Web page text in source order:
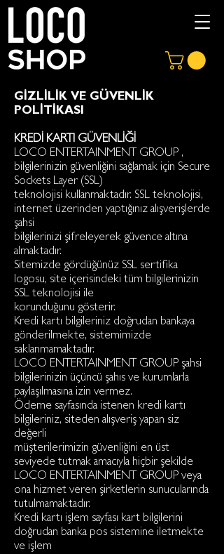
GİZLİLİK VE GÜVENLİK
POLİTİKASI
KREDİ KARTI GÜVENLİĞİ
LOCO ENTERTAINMENT GROUP ,
bilgilerinizin güvenliğini sağlamak için Secure
Sockets Layer (SSL)
teknolojisi kullanmaktadır. SSL teknolojisi,
internet üzerinden yaptığınız alışverişlerde
şahsi
bilgilerinizi şifreleyerek güvence altına
almaktadır.
Sitemizde gördüğünüz SSL sertifika
logosu, site içerisindeki tüm bilgilerinizin
SSL teknolojisi ile
korunduğunu gösterir.
Kredi kartı bilgileriniz doğrudan bankaya
gönderilmekte, sistemimizde
saklanmamaktadır.
LOCO ENTERTAINMENT GROUP şahsi
bilgilerinizin üçüncü şahıs ve kurumlarla
paylaşılmasına izin vermez.
Ödeme sayfasında istenen kredi kartı
bilgileriniz, siteden alışveriş yapan siz
değerli
müşterilerimizin güvenliğini en üst
seviyede tutmak amacıyla hiçbir şekilde
LOCO ENTERTAINMENT GROUP veya
ona hizmet veren şirketlerin sunucularında
tutulmamaktadır.
Kredi kartı işlem sayfası kart bilgilerini
doğrudan banka pos sistemine iletmekte
ve işlem